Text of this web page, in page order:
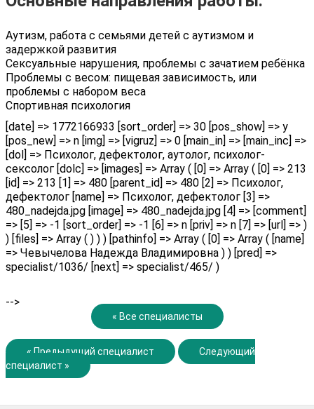
Аутизм, работа с семьями детей с аутизмом и
задержкой развития
Сексуальные нарушения, проблемы с зачатием ребёнка
Проблемы с весом: пищевая зависимость, или
проблемы с набором веса
Спортивная психология
[date] => 1772166933 [sort_order] => 30 [pos_show] => y
[pos_new] => n [img] => [vigruz] => 0 [main_in] => [main_inc] =>
[dol] => Психолог, дефектолог, аутолог, психолог-
сексолог [dolc] => [images] => Array ( [0] => Array ( [0] => 213
[id] => 213 [1] => 480 [parent_id] => 480 [2] => Психолог,
дефектолог [name] => Психолог, дефектолог [3] =>
480_nadejda.jpg [image] => 480_nadejda.jpg [4] => [comment]
=> [5] => -1 [sort_order] => -1 [6] => n [priv] => n [7] => [url] => )
) [files] => Array ( ) ) ) [pathinfo] => Array ( [0] => Array ( [name]
=> Чевычелова Надежда Владимировна ) ) [pred] =>
specialist/1036/ [next] => specialist/465/ )
-->
« Все специалисты
« Предыдущий специалист
Следующий
специалист »